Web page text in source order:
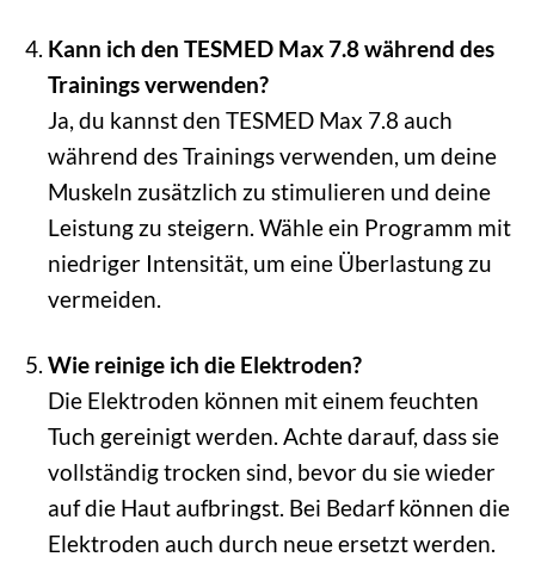
Kann ich den TESMED Max 7.8 während des
Trainings verwenden?
Ja, du kannst den TESMED Max 7.8 auch
während des Trainings verwenden, um deine
Muskeln zusätzlich zu stimulieren und deine
Leistung zu steigern. Wähle ein Programm mit
niedriger Intensität, um eine Überlastung zu
vermeiden.
Wie reinige ich die Elektroden?
Die Elektroden können mit einem feuchten
Tuch gereinigt werden. Achte darauf, dass sie
vollständig trocken sind, bevor du sie wieder
auf die Haut aufbringst. Bei Bedarf können die
Elektroden auch durch neue ersetzt werden.